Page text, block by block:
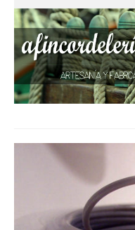
Cuerdas
Hilos
Alambres y Cables
Accesorios de unión
Pegamento